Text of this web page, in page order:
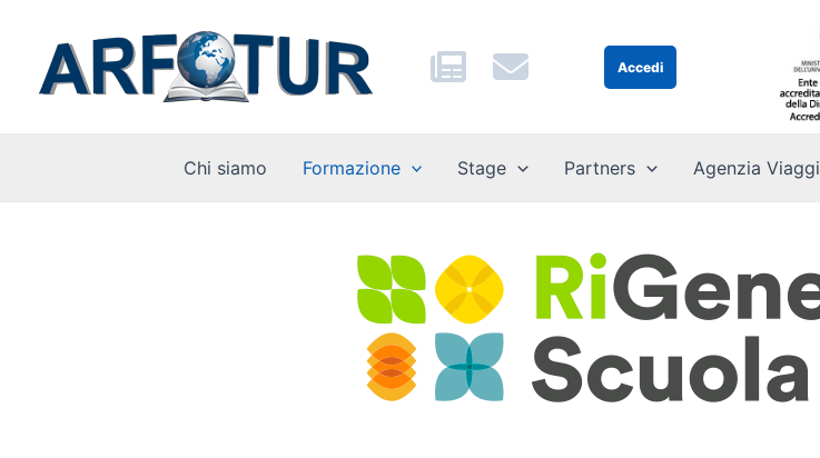
contenuto
Accedi
Chi siamo Formazione Stage Partners Agenzia Viaggi